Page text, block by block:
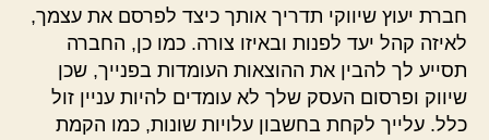
חברת יעוץ שיווקי תדריך אותך כיצד לפרסם את עצמך,
לאיזה קהל יעד לפנות ובאיזו צורה. כמו כן, החברה
תסייע לך להבין את ההוצאות העומדות בפנייך, שכן
שיווק ופרסום העסק שלך לא עומדים להיות עניין זול
כלל. עלייך לקחת בחשבון עלויות שונות, כמו הקמת